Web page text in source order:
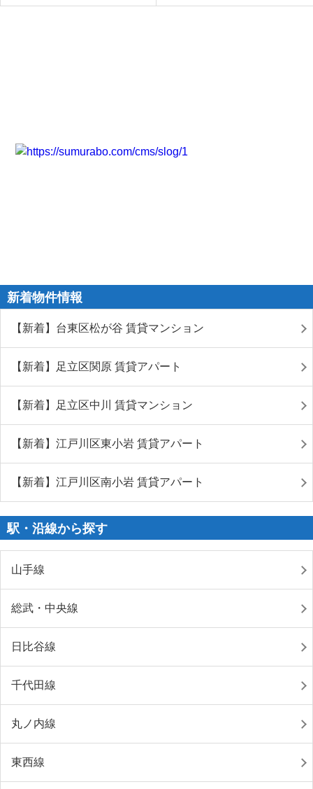
新着物件情報
【新着】台東区松が谷 賃貸マンション
【新着】足立区関原 賃貸アパート
【新着】足立区中川 賃貸マンション
【新着】江戸川区東小岩 賃貸アパート
【新着】江戸川区南小岩 賃貸アパート
駅・沿線から探す
山手線
総武・中央線
日比谷線
千代田線
丸ノ内線
東西線